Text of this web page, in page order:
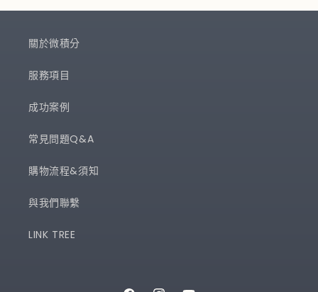
關於微積分
服務項目
成功案例
常見問題Q&A
購物流程&須知
與我們聯繫
LINK TREE